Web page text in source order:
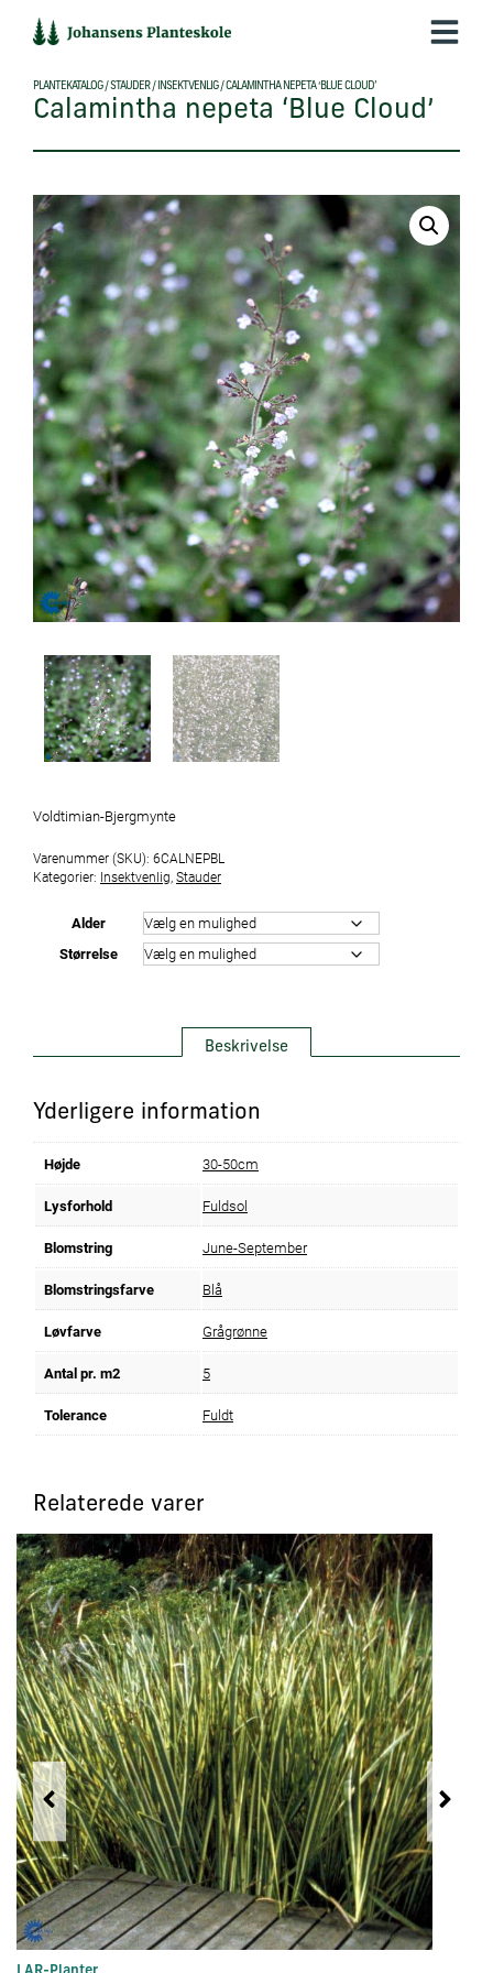
indholdet
PLANTEKATALOG/STAUDER/ INSEKTVENLIG/CALAMINTHA NEPETA ‘BLUE CLOUD’
Calamintha nepeta ‘Blue Cloud’
Voldtimian-Bjergmynte
Varenummer (SKU): 6CALNEPBL
Kategorier: Insektvenlig Stauder
Alder
Størrelse
Beskrivelse
Yderligere information
Højde 30-50cm
Lysforhold Fuldsol
Blomstring June-September
Blomstringsfarve Blå
Løvfarve Grågrønne
Antal pr. m2 5
Tolerance Fuldt
Relaterede varer